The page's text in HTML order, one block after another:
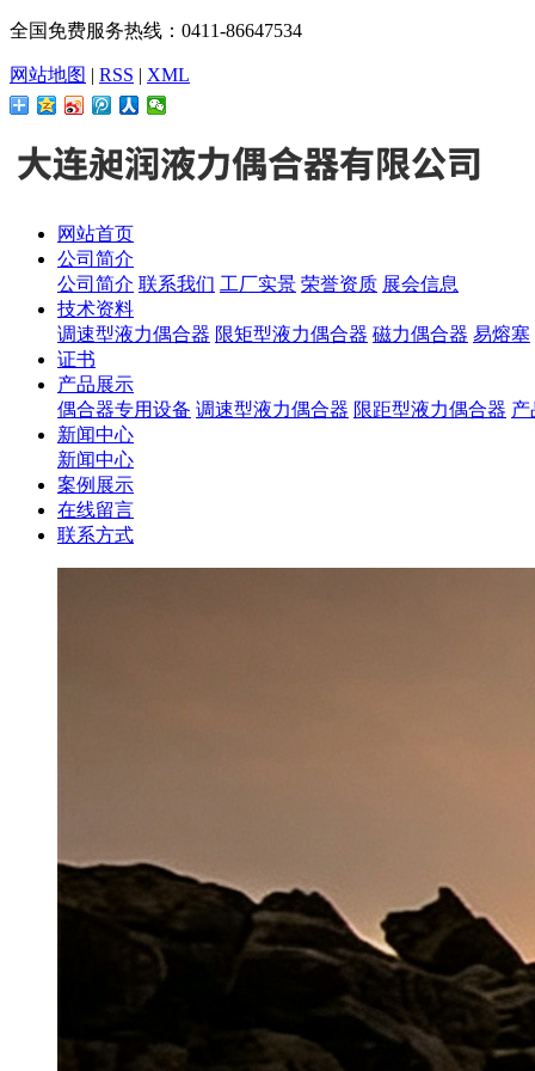
全国免费服务热线：0411-86647534
网站地图 | RSS | XML
网站首页
公司简介
公司简介 联系我们 工厂实景 荣誉资质 展会信息
技术资料
调速型液力偶合器 限矩型液力偶合器 磁力偶合器 易熔塞
证书
产品展示
偶合器专用设备 调速型液力偶合器 限距型液力偶合器 产
新闻中心
新闻中心
案例展示
在线留言
联系方式